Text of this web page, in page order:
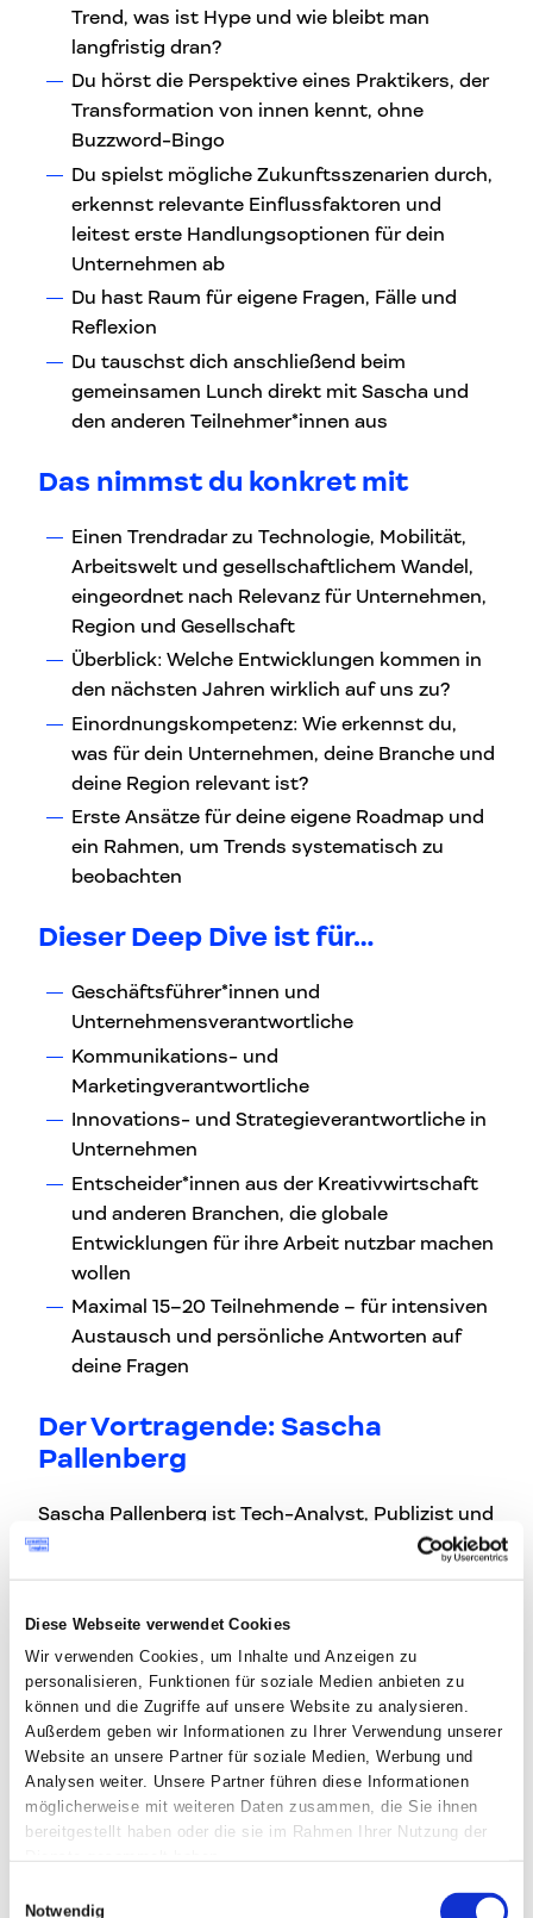
Diese Webseite verwendet Cookies
Wir verwenden Cookies, um Inhalte und Anzeigen zu
personalisieren, Funktionen für soziale Medien anbieten zu
können und die Zugriffe auf unsere Website zu analysieren.
Außerdem geben wir Informationen zu Ihrer Verwendung unserer
Website an unsere Partner für soziale Medien, Werbung und
Analysen weiter. Unsere Partner führen diese Informationen
möglicherweise mit weiteren Daten zusammen, die Sie ihnen
bereitgestellt haben oder die sie im Rahmen Ihrer Nutzung der
Notwendig
Trend, was ist Hype und wie bleibt man
langfristig dran?
Du hörst die Perspektive eines Praktikers, der
Transformation von innen kennt, ohne
Buzzword-Bingo
Du spielst mögliche Zukunftsszenarien durch,
erkennst relevante Einflussfaktoren und
leitest erste Handlungsoptionen für dein
Unternehmen ab
Du hast Raum für eigene Fragen, Fälle und
Reflexion
Du tauschst dich anschließend beim
gemeinsamen Lunch direkt mit Sascha und
den anderen Teilnehmer*innen aus
Das nimmst du konkret mit
Einen Trendradar zu Technologie, Mobilität,
Arbeitswelt und gesellschaftlichem Wandel,
eingeordnet nach Relevanz für Unternehmen,
Region und Gesellschaft
Überblick: Welche Entwicklungen kommen in
den nächsten Jahren wirklich auf uns zu?
Einordnungskompetenz: Wie erkennst du,
was für dein Unternehmen, deine Branche und
deine Region relevant ist?
Erste Ansätze für deine eigene Roadmap und
ein Rahmen, um Trends systematisch zu
beobachten
Dieser Deep Dive ist für…
Geschäftsführer*innen und
Unternehmensverantwortliche
Kommunikations- und
Marketingverantwortliche
Innovations- und Strategieverantwortliche in
Unternehmen
Entscheider*innen aus der Kreativwirtschaft
und anderen Branchen, die globale
Entwicklungen für ihre Arbeit nutzbar machen
wollen
Maximal 15–20 Teilnehmende – für intensiven
Austausch und persönliche Antworten auf
deine Fragen
Der Vortragende: Sascha
Pallenberg
Sascha Pallenberg ist Tech-Analyst, Publizist und
einer der wenigen, die den Weg von der freien
sind – und wieder zurück. Als Gründer von
MobileGeeks.de hat er sich als eine der prägenden
Stimmen im deutschsprachigen Tech-
Journalismus etabliert.
2017 wechselte er als Head of Digital
Transformation zu Daimler AG und brachte den
Blick von außen in einen Weltkonzern: Was
verändert Technologie wirklich, und was ist gut
verpackter Hype? Diese Fragen hat er nicht vom